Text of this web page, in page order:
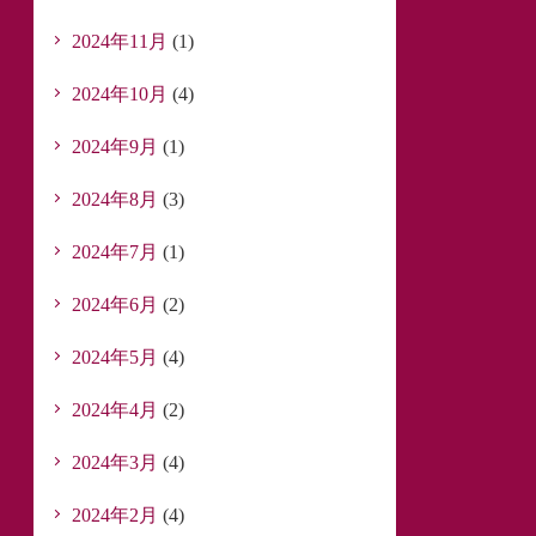
2024年11月 (1)
2024年10月 (4)
2024年9月 (1)
2024年8月 (3)
2024年7月 (1)
2024年6月 (2)
2024年5月 (4)
2024年4月 (2)
2024年3月 (4)
2024年2月 (4)